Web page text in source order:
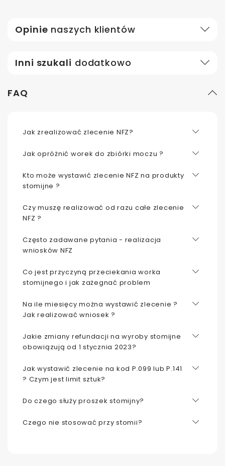
Opinie naszych klientów
Inni szukali dodatkowo
FAQ
Jak zrealizować zlecenie NFZ?
Jak opróżnić worek do zbiórki moczu ?
Kto może wystawić zlecenie NFZ na produkty
stomijne ?
Czy muszę realizować od razu całe zlecenie
NFZ ?
Często zadawane pytania - realizacja
wniosków NFZ
Co jest przyczyną przeciekania worka
stomijnego i jak zażegnać problem
Na ile miesięcy można wystawić zlecenie ?
Jak realizować wniosek ?
Jakie zmiany refundacji na wyroby stomijne
obowiązują od 1 stycznia 2023?
Jak wystawić zlecenie na kod P.099 lub P.141
? Czym jest limit sztuk?
Do czego służy proszek stomijny?
Czego nie stosować przy stomii?